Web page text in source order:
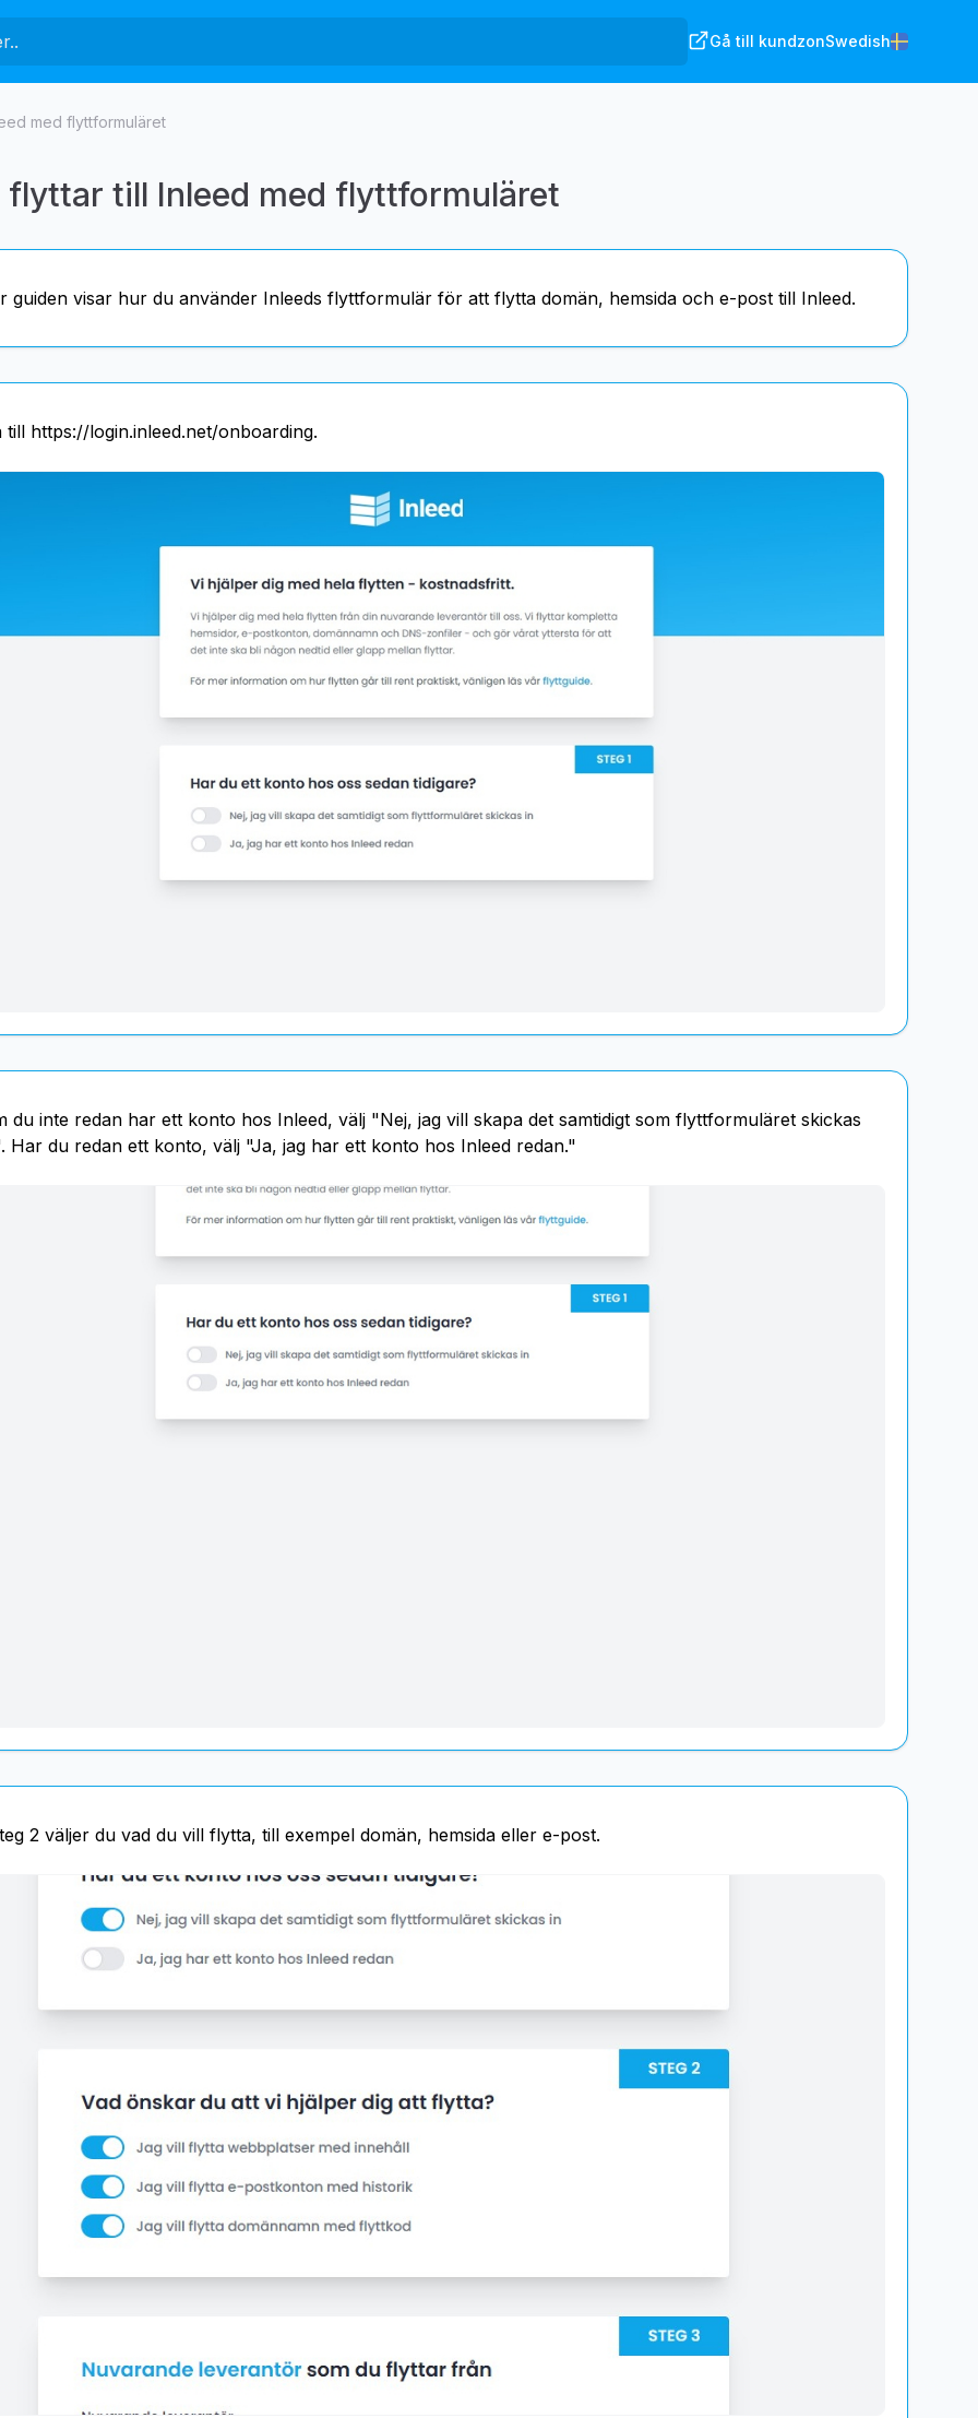
Gå till kundzonSwedish
med flyttformuläret
flyttar till Inleed med flyttformuläret
guiden visar hur du använder Inleeds flyttformulär för att flytta domän, hemsida och e-post till Inleed.
till https://login.inleed.net/onboarding.
du inte redan har ett konto hos Inleed, välj "Nej, jag vill skapa det samtidigt som flyttformuläret skickas
Har du redan ett konto, välj "Ja, jag har ett konto hos Inleed redan."
2 väljer du vad du vill flytta, till exempel domän, hemsida eller e-post.